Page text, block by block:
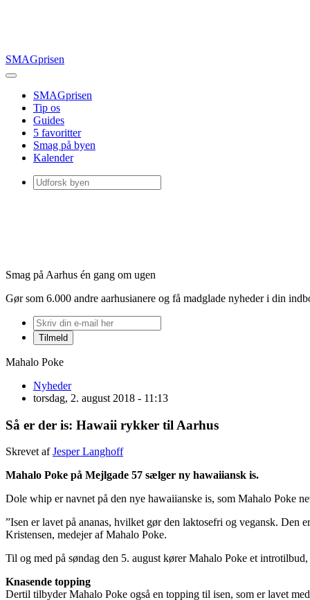
SMAGprisen
SMAGprisen
Tip os
Guides
5 favoritter
Smag på byen
Kalender
Smag på Aarhus én gang om ugen
Gør som 6.000 andre aarhusianere og få madglade nyheder i din
Mahalo Poke
Nyheder
torsdag, 2. august 2018 - 11:13
Så er der is: Hawaii rykker til Aarhus
Skrevet afJesper Langhoff
Mahalo Poke på Mejlgade 57 sælger ny hawaiiansk is.
Dole whip er navnet på den nye hawaiianske is, som Mahalo Poke
”Isen er lavet på ananas, hvilket gør den laktosefri og vegansk.
Kristensen, medejer af Mahalo Poke.
Til og med på søndag den 5. august kører Mahalo Poke et
Knasende topping
Dertil tilbyder Mahalo Poke også en topping til isen, som er lavet